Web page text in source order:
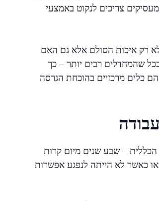
צריכים לנקוט באמצעי
רק איכות הסולם אלא גם האם
שהמחדלים רבים יותר – כך
הם כלים מרכזיים בהוכחת הגרסה
הכללית – שבע שנים מיום קרות
או כאשר לא הייתה לנפגע אפשרות